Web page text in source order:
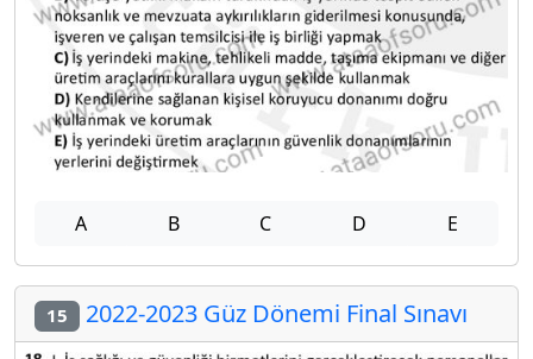
A B C D E
15 2022-2023 Güz Dönemi Final Sınavı